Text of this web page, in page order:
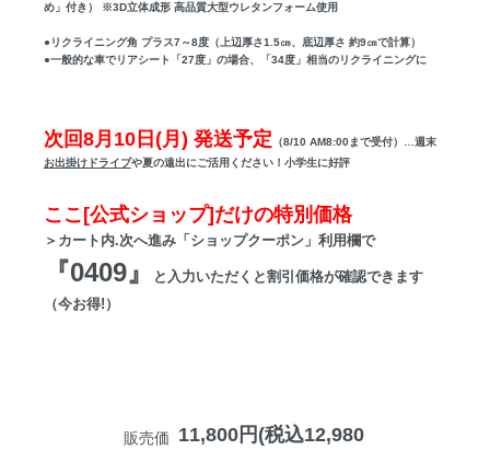
め」付き） ※3D立体成形 高品質大型ウレタンフォーム使用
●リクライニング角 プラス7～8度（上辺厚さ1.5㎝、底辺厚さ 約9㎝で計算）
●一般的な車でリアシート「27度」の場合、「34度」相当のリクライニングに
次回8月10日(月) 発送予定 （8/10 AM8:00まで受付）…週末
お出掛けドライブや夏の遠出にご活用ください！小学生に好評
ここ[公式ショップ]だけの特別価格
＞カート内.次へ進み「ショップクーポン」利用欄で
『0409』
と入力いただくと割引価格が確認できます
（今お得!）
販売価
11,800円(税込12,980